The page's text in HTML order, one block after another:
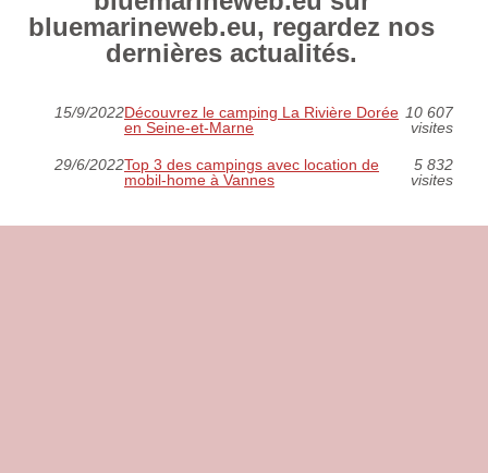
bluemarineweb.eu, regardez nos
dernières actualités.
15/9/2022Découvrez le camping La Rivière Dorée
en Seine-et-Marne
10 607
visites
29/6/2022Top 3 des campings avec location de
mobil-home à Vannes
5 832
visites